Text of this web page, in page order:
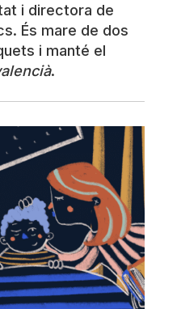
i directora de
És mare de dos
i manté el
.